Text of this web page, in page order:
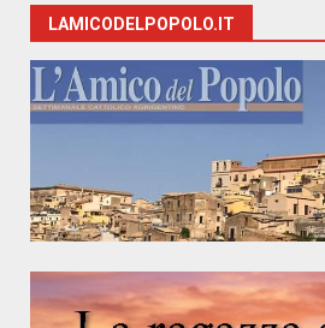
LAMICODELPOPOLO.IT